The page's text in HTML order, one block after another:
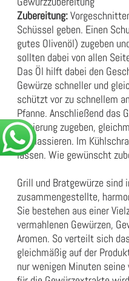
Zubereitung:
Schüssel geben. Einen
gutes Olivenöl) zugeben
sollten dabei von allen
Das Öl hilft dabei den
Gewürze schneller und
schützt vor zu schnellem
Pfanne. Anschließend das
Dosierung zugeben,
einmassieren. Im
lassen. Wie gewünscht
Grill und Bratgewürze sind
zusammengestellte,
Sie bestehen aus einer
vermahlenen Gewürzen,
Aromen. So verteilt sich
gleichmäßig auf der
nur wenigen Minuten